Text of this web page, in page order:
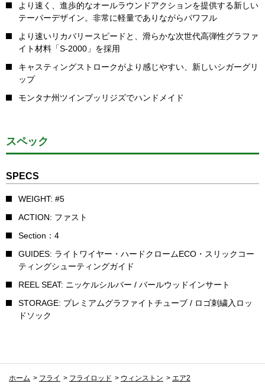
より速く、進歩的なオールラウンドアクションを提供する新しい
テーパーデザイン。非常に軽量でありながらパワフル
より速いリカバリースピードと、滑らかな次世代高弾性グラファ
イト材料「S-2000」を採用
キャスティングストロークがより感じやすい、新しいシガーグリ
ップ
モンタナ州ツインブッリジズでハンドメイド
スペック
SPECS
WEIGHT: #5
ACTION: ファスト
Section：4
GUIDES: ライトワイヤー・ハードクロームECO・スリックコー
ティングシューティングガイド
REEL SEAT: ニッケルシルバー / バールウッドインサート
STORAGE: プレミアムグラファイトチューブ / ロゴ刺繍入ロッ
ドソック
ホーム > フライ > フライロッド > ウィンストン > エア2